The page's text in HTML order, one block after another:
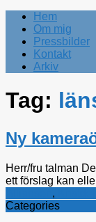
Skip
content
Hem
Om mig
Pressbilder
Kontakt
Arkiv
Tag:
Ny
Herr/fru talman
ett förslag kan
,
Categories